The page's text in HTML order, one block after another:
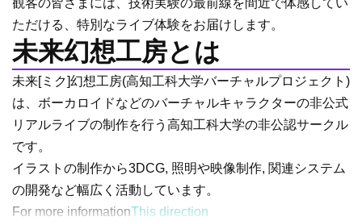
ただける、特別なライブ体験をお届けします。
未来幻想工房とは
未来[ミク]幻想工房(高知工科大学バーチャルプロジェクト)
は、ボーカロイドなどのバーチャルキャラクターの非公式
リアルライブの制作を行う高知工科大学の非公認サークル
です。
イラストの制作から3DCG, 照明や映像制作, 関連システム
の開発など幅広く活動しています。
For more informationThis direction